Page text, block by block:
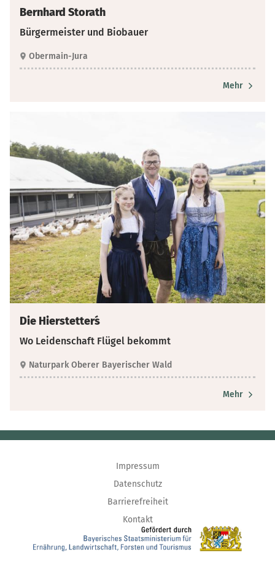
Bernhard Storath
Bürgermeister und Biobauer
Obermain-Jura
Mehr
Die Hierstetter´s
Wo Leidenschaft Flügel bekommt
Naturpark Oberer Bayerischer Wald
Mehr
Impressum
Datenschutz
Barrierefreiheit
Kontakt